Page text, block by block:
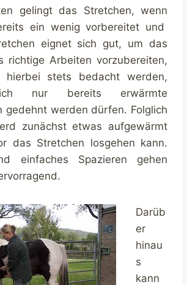
gelingt das Stretchen, wenn
ein wenig vorbereitet und
eignet sich gut, um das
richtige Arbeiten vorzubereiten,
hierbei stets bedacht werden,
nur bereits erwärmte
gedehnt werden dürfen. Folglich
zunächst etwas aufgewärmt
das Stretchen losgehen kann.
einfaches Spazieren gehen
Darüb
er
hinau
s
kann